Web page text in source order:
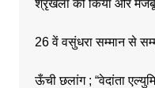
श्रृंखला को किया और
26 वें वसुंधरा सम्मान से
ऊँची छलांग ; “वेदांता